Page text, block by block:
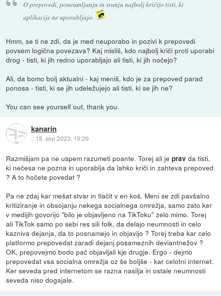
O prepovedi, poneumljanju in sranju najbolj kričijo tisti, ki
aplikacije ne uporabljajo.
Hmm, se ti ne zdi, da je med neuporabo in pozivi k prepovedi
povsem logična povezava? Kaj misliš, kdo najbolj kriči proti uporabi
drog - tisti, ki jih redno uporabljajo ali tisti, ki jih nočejo?
Ali, da bomo bolj aktualni - kaj meniš, kdo je za prepoved parad
ponosa - tisti, ki se jih udeležujejo ali tisti, ki se jih ne?
You can see yourself out, thank you.
kanarin
:: 18. sep 2023, 19:29
Razmišjam pa ne uspem razumeti poante. Torej ali jeprav da tisti,
ki nečesa ne pozna in uporablja da lahko kriči in zahteva prepoved
? A to hočete povedat ?
Pa ne zdaj kar mešat stvar in tlačit v en koš. Meni se zdi pavšalno
kritiziranje in obsojanju nekega socialnega omrežja, samo zato ker
v medijih govorijo "bilo je objavljeno na TikToku" zelo mimo. Torej
ali TikTok samo po sebi res sili folk, da delajo neumnosti in celo
kazniva dejanja, da to posnamejo in objavijo ? Torej treba kar celo
platformo prepovedat zaradi dejanj posameznih deviantnežov ?
OK, prepovejmo bodo pač objavljali kje drugje. Ergo - dejmo
prepovedat vsa socialna omrežja oz še boljše - kar celotni internet.
Ker seveda pred internetom se razna nasilja in ostale neumnosti
seveda niso dogajale.